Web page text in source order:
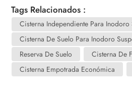
Tags Relacionados :
Cisterna Independiente Para
Cisterna De Suelo Para Inodoro
Reserva De Suelo
Cisterna De
Cisterna Empotrada Económica